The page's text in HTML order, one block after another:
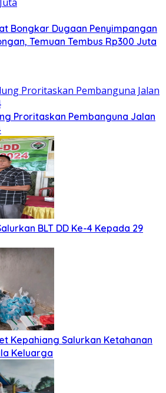
Bongkar Dugaan Penyimpangan
Temuan Tembus Rp300 Juta
Proritaskan Pembanguna Jalan
BLT DD Ke-4 Kepada 29
Kepahiang Salurkan Ketahanan
Keluarga